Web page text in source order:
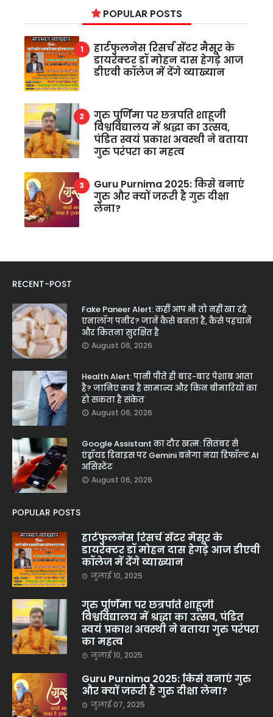
POPULAR POSTS
हार्टफुलनेस रिसर्च सेंटर मैसूर के
डायरेक्टर डॉ मोहन दास हेगड़े आज
डीएवी कॉलेज में देंगे व्याख्यान
गुरु पूर्णिमा पर छत्रपति शाहूजी
विश्वविद्यालय में श्रद्धा का उत्सव,
पंडित स्वयं प्रकाश अवस्थी ने बताया
गुरु परंपरा का महत्व
Guru Purnima 2025: किसे बनाएं
गुरु और क्यों जरूरी है गुरु दीक्षा
लेना?
RECENT-POST
Fake Paneer Alert: कहीं आप भी तो नहीं खा रहे
एनालॉग पनीर? जानें कैसे बनता है, कैसे पहचानें
और कितना सुरक्षित है
August 06, 2026
Health Alert: पानी पीते ही बार-बार पेशाब आता
है? जानिए कब है सामान्य और किन बीमारियों का
हो सकता है संकेत
August 06, 2026
Google Assistant का दौर खत्म: सितंबर से
एंड्रॉयड डिवाइस पर Gemini बनेगा नया डिफॉल्ट AI
असिस्टेंट
August 06, 2026
POPULAR POSTS
हार्टफुलनेस रिसर्च सेंटर मैसूर के
डायरेक्टर डॉ मोहन दास हेगड़े आज डीएवी
कॉलेज में देंगे व्याख्यान
जुलाई 10, 2025
गुरु पूर्णिमा पर छत्रपति शाहूजी
विश्वविद्यालय में श्रद्धा का उत्सव, पंडित
स्वयं प्रकाश अवस्थी ने बताया गुरु परंपरा
का महत्व
जुलाई 10, 2025
Guru Purnima 2025: किसे बनाएं गुरु
और क्यों जरूरी है गुरु दीक्षा लेना?
जुलाई 07, 2025